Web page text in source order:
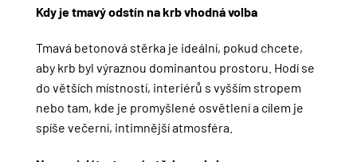
Kdy je tmavý odstín na krb vhodná volba
Tmavá betonová stěrka je ideální, pokud chcete,
aby krb byl výraznou dominantou prostoru. Hodí se
do větších místností, interiérů s vyšším stropem
nebo tam, kde je promyšlené osvětlení a cílem je
spíše večerní, intimnější atmosféra.